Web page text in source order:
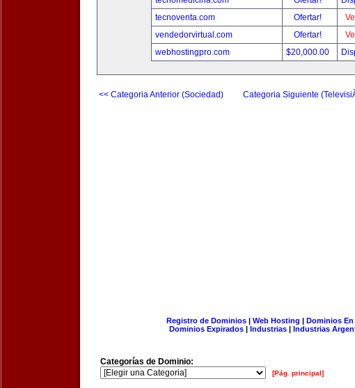
tecnoventa.com
Ofertar!
vendedorvirtual.com
Ofertar!
webhostingpro.com
$20,000.00
<< Categoria Anterior (Sociedad) Categoria Siguiente
Registro de Dominios| Web Hosting | Dominios En
Dominios Expirados | Industrias | Industrias
Categorías de Dominio:
[Pág. principal]